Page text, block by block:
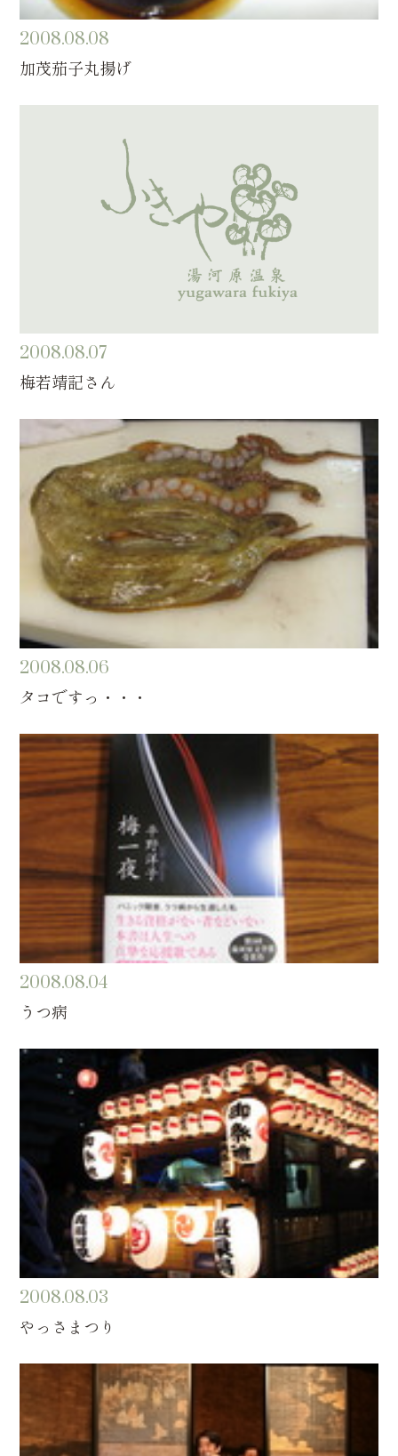
2008.08.08
加茂茄子丸揚げ
2008.08.07
梅若靖記さん
2008.08.06
タコですっ・・・
2008.08.04
うつ病
2008.08.03
やっさまつり